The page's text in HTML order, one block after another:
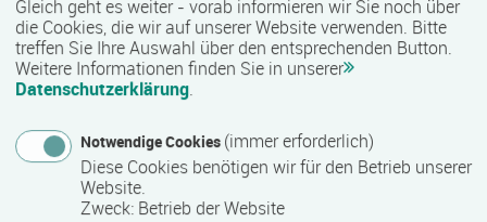
Bemerkungen zum Termin
Dieser Kurs startet in einem wöchentlichen Rhythmus. 2
Tage in Vollzeit.
Mindest­teilnehmer­anzahl
Gleich geht es weiter - vorab informieren wir Sie noch über
die Cookies, die wir auf unserer Website verwenden. Bitte
treffen Sie Ihre Auswahl über den entsprechenden Button.
Weitere Informationen finden Sie in unserer
Datenschutzerklärung.
Notwendige Cookies (immer erforderlich)
Diese Cookies benötigen wir für den Betrieb unserer
Website.
Zweck: Betrieb der Website